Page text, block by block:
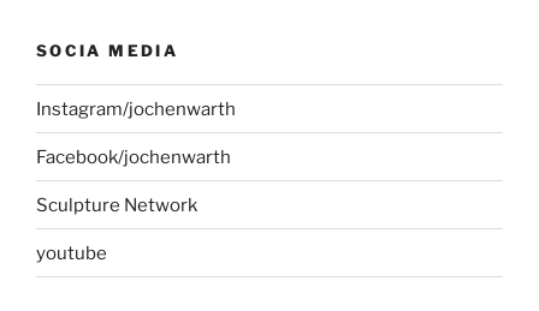
SOCIA MEDIA
Instagram/jochenwarth
Facebook/jochenwarth
Sculpture Network
youtube